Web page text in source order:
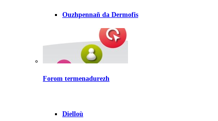
Ouzhpennañ da Dermofis
Forom termenadurezh
Dielloù